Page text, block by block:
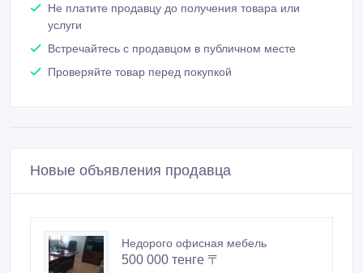
Не платите продавцу до получения товара или
услуги
Встречайтесь с продавцом в публичном месте
Проверяйте товар перед покупкой
Новые объявления продавца
Недорого офисная мебель
500 000 тенге 〒